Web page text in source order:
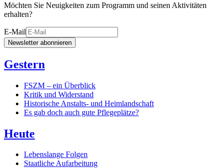
Möchten Sie Neuigkeiten zum Programm und seinen Aktivitäten
erhalten?
E-Mail
Newsletter abonnieren
Gestern
FSZM – ein Überblick
Kritik und Widerstand
Historische Anstalts- und Heimlandschaft
Es gab doch auch gute Pflegeplätze?
Heute
Lebenslange Folgen
Staatliche Aufarbeitung